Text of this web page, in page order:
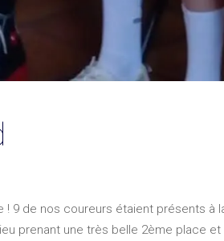
9 de nos coureurs étaient présents à
prenant une très belle 2ème place